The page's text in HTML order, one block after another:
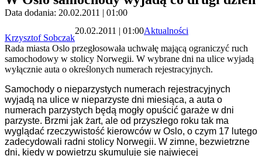
Data dodania: 20.02.2011 | 01:00
Krzysztof Sobczak
20.02.2011 | 01:00Aktualności
Rada miasta Oslo przegłosowała uchwałę mającą ograniczyć ruch
samochodowy w stolicy Norwegii. W wybrane dni na ulice wyjadą
wyłącznie auta o określonych numerach rejestracyjnych.
Samochody o nieparzystych numerach rejestracyjnych
wyjadą na ulice w nieparzyste dni miesiąca, a auta o
numerach parzystych będą mogły opuścić garaże w dni
parzyste. Brzmi jak żart, ale od przyszłego roku tak ma
wyglądać rzeczywistość kierowców w Oslo, o czym 17 lutego
zadecydowali radni stolicy Norwegii. W zimne, bezwietrzne
dni, kiedy w powietrzu skumuluje się najwięcej